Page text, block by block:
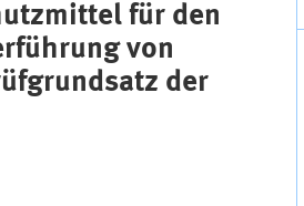
für den
von
der